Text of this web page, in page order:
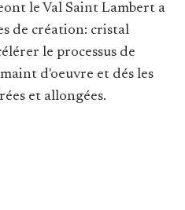
le Val Saint Lambert a
de création: cristal
le processus de
d'oeuvre et dés les
et allongées.